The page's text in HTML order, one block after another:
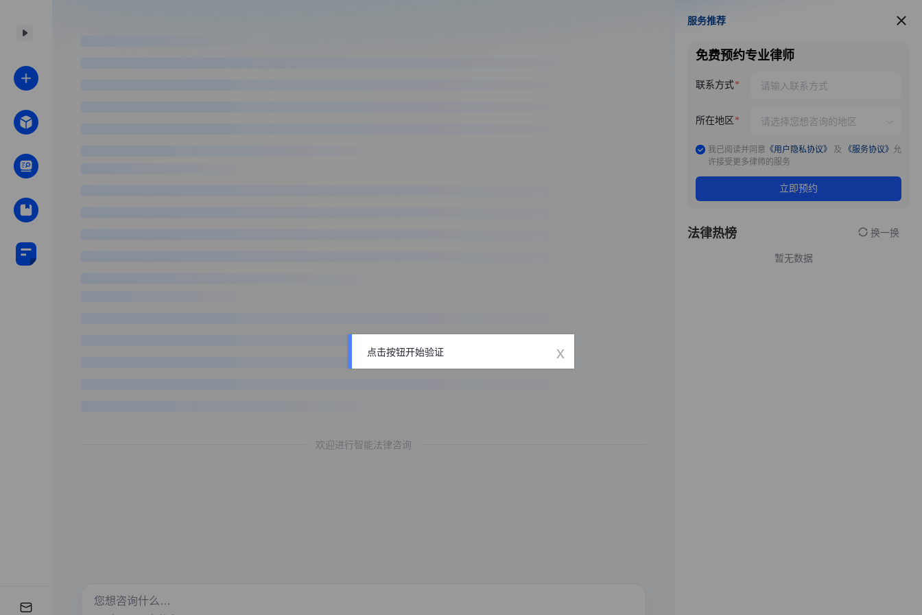
欢迎进行智能法律咨询
服务推荐
服务推荐
免费预约专业律师
联系方式
所在地区
我已阅读并同意 《用户隐私协议》 及 《服务协议》 允
许接受更多律师的服务
立即预约
法律热榜 换一换
暂无数据
点击按钮开始验证 x